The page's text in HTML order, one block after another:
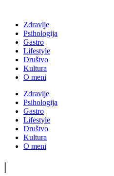
Zdravlje
Psihologija
Gastro
Lifestyle
Društvo
Kultura
O meni
Zdravlje
Psihologija
Gastro
Lifestyle
Društvo
Kultura
O meni
|